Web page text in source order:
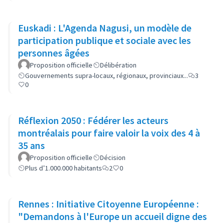
Euskadi : L'Agenda Nagusi, un modèle de
participation publique et sociale avec les
personnes âgées
Proposition officielle
Délibération
Gouvernements supra-locaux, régionaux, provinciaux...
3
0
Réflexion 2050 : Fédérer les acteurs
montréalais pour faire valoir la voix des 4 à
35 ans
Proposition officielle
Décision
Plus d’1.000.000 habitants
2 0
Rennes : Initiative Citoyenne Européenne :
"Demandons à l'Europe un accueil digne des